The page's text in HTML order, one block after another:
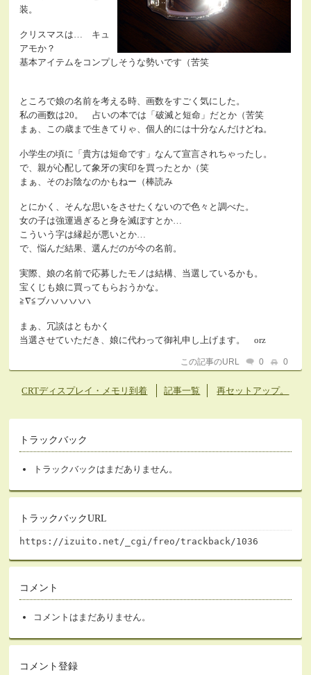
装。
クリスマスは… キュ
アモか？
基本アイテムをコンプしそうな勢いです（苦笑
ところで娘の名前を考える時、画数をすごく気にした。
私の画数は20。 占いの本では「破滅と短命」だとか（苦笑
まぁ、この歳まで生きてりゃ、個人的には十分なんだけどね。
小学生の頃に「貴方は短命です」なんて宣言されちゃったし。
で、親が心配して象牙の実印を買ったとか（笑
まぁ、そのお陰なのかもねー（棒読み
とにかく、そんな思いをさせたくないので色々と調べた。
女の子は強運過ぎると身を滅ぼすとか…
こういう字は縁起が悪いとか…
で、悩んだ結果、選んだのが今の名前。
実際、娘の名前で応募したモノは結構、当選しているかも。
宝くじも娘に買ってもらおうかな。
≧∇≦ブハハハハハ
まぁ、冗談はともかく
当選させていただき、娘に代わって御礼申し上げます。 orz
この記事のURL 0 0
CRTディスプレイ・メモリ到着 記事一覧 再セットアップ。
トラックバック
トラックバックはまだありません。
トラックバックURL
https://izuito.net/_cgi/freo/trackback/1036
コメント
コメントはまだありません。
コメント登録